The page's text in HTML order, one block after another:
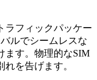
ラフィックパッケー
ルでシームレスな
ます。物理的なSIM
を告げます。